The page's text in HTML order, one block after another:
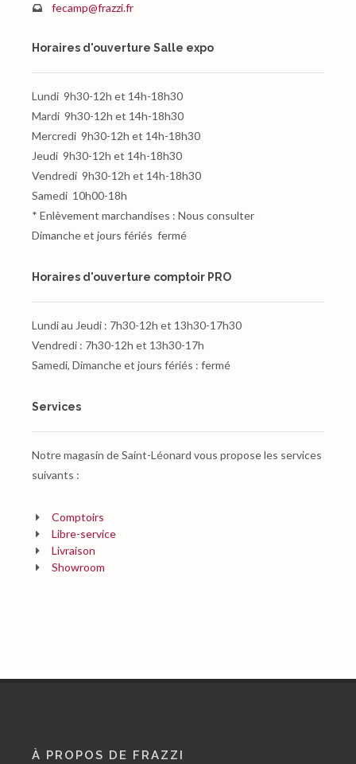
fecamp@frazzi.fr
Horaires d'ouverture Salle expo
Lundi 9h30-12h et 14h-18h30
Mardi 9h30-12h et 14h-18h30
Mercredi 9h30-12h et 14h-18h30
Jeudi 9h30-12h et 14h-18h30
Vendredi 9h30-12h et 14h-18h30
Samedi 10h00-18h
* Enlèvement marchandises : Nous consulter
Dimanche et jours fériés fermé
Horaires d'ouverture comptoir PRO
Lundi au Jeudi : 7h30-12h et 13h30-17h30
Vendredi : 7h30-12h et 13h30-17h
Samedi, Dimanche et jours fériés : fermé
Services
Notre magasin de Saint-Léonard vous propose les services
suivants :
Comptoirs
Libre-service
Livraison
Showroom
À PROPOS DE FRAZZI